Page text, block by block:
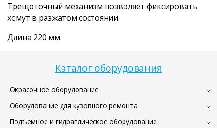
Каталог оборудования
Окрасочное оборудование
Оборудование для кузовного ремонта
Подъемное и гидравлическое оборудование
Трещоточный механизм позволяет фиксировать
хомут в разжатом состоянии.
Длина 220 мм.